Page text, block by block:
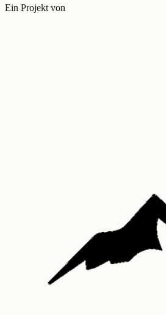
Ein Projekt von